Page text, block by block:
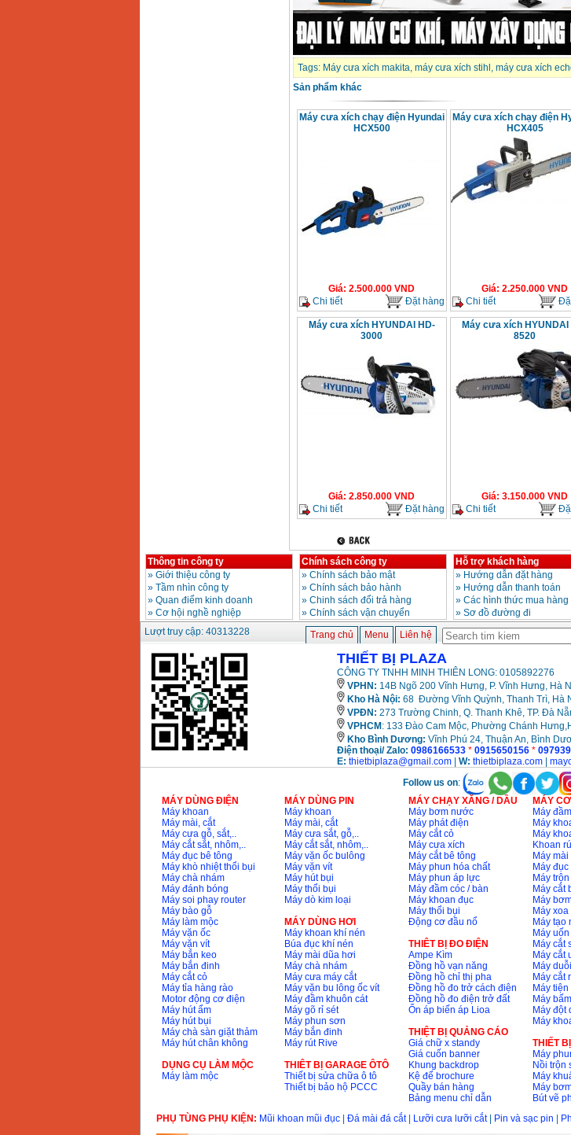
Tags: Máy cưa xích makita, máy cưa xích stihl , máy cưa xích
Sản phẩm khác
Máy cưa xích chạy điện Hyundai
HCX500
Giá: 2.500.000 VND
Chi tiết
Đặt hàng
Máy cưa xích chạy điện
HCX405
Giá: 2.250.000 VND
Chi tiết
Máy cưa xích HYUNDAI HD-
3000
Giá: 2.850.000 VND
Chi tiết
Đặt hàng
Máy cưa xích HYUNDAI
8520
Giá: 3.150.000 VND
Chi tiết
Thông tin công ty
» Giới thiệu công ty
» Tầm nhìn công ty
» Quan điểm kinh doanh
» Cơ hội nghề nghiệp
Chính sách công ty
» Chính sách bảo mật
» Chính sách bảo hành
» Chinh sách đổi trả hàng
» Chính sách vận chuyển
Hỗ trợ khách hàng
» Hướng dẫn đặt hàng
» Hướng dẫn thanh toán
» Các hình thức mua hàng
» Sơ đồ đường đi
Lượt truy cập: 40313228 Trang chủ Menu Liên hệ
THIẾT BỊ PLAZA
CÔNG TY TNHH MINH THIÊN LONG: 0105892276
VPHN: 14B Ngõ 200 Vĩnh Hưng, P. Vĩnh Hưng, Hà
Kho Hà Nội: 68 Đường Vĩnh Quỳnh, Thanh Trì, Hà
VPĐN: 273 Trường Chinh, Q. Thanh Khê, TP. Đà
VPHCM : 133 Đào Cam Mộc, Phường Chánh
Kho Bình Dương: Vĩnh Phú 24, Thuận An, Bình
Điện thoại/ Zalo: 0986166533 * 0915650156*
E: thietbiplaza@gmail.com| W: thietbiplaza.com|
Follow us on:
MÁY DÙNG ĐIỆN
Máy khoan
Máy mài, cắt
Máy cưa gỗ, sắt,..
Máy cắt sắt, nhôm,..
Máy đục bê tông
Máy khò nhiệt thổi bụi
Máy chà nhám
Máy đánh bóng
Máy soi phay router
Máy bào gỗ
Máy làm mộc
Máy vặn ốc
Máy vặn vít
Máy bắn keo
Máy bắn đinh
Máy cắt cỏ
Máy tỉa hàng rào
Motor động cơ điện
Máy hút ẩm
Máy hút bụi
Máy chà sàn giặt thảm
Máy hút chân không
DỤNG CỤ LÀM MỘC
Máy làm mộc
MÁY DÙNG PIN
Máy khoan
Máy mài, cắt
Máy cưa sắt, gỗ,..
Máy cắt sắt, nhôm,..
Máy vặn ốc bulông
Máy vặn vít
Máy hút bụi
Máy thổi bụi
Máy dò kim loại
MÁY DÙNG HƠI
Máy khoan khí nén
Búa đục khí nén
Máy mài dũa hơi
Máy chà nhám
Máy cưa máy cắt
Máy vặn bu lông ốc vít
Máy đầm khuôn cát
Máy gõ rỉ sét
Máy phun sơn
Máy bắn đinh
Máy rút Rive
THIÊT BỊ GARAGE ÔTÔ
Thiết bị sửa chữa ô tô
Thiết bị bảo hộ PCCC
MÁY CHẠY XĂNG / DẦU
Máy bơm nước
Máy phát điện
Máy cắt cỏ
Máy cưa xích
Máy cắt bê tông
Máy phun hóa chất
Máy phun áp lực
Máy đầm cóc / bàn
Máy khoan đục
Máy thổi bụi
Động cơ đầu nổ
THIÊT BỊ ĐO ĐIỆN
Ampe Kìm
Đồng hồ vạn năng
Đồng hồ chỉ thị pha
Đồng hồ đo trở cách điện
Đồng hồ đo điện trở đất
Ổn áp biến áp Lioa
THIỆT BỊ QUẢNG CÁO
Giá chữ x standy
Giá cuốn banner
Khung backdrop
Kệ để brochure
Quầy bán hàng
Bảng menu chỉ dẫn
MÁY
Máy
Máy
Máy
Khoan
Máy
Máy
Máy
Máy cắt
Máy
Máy
Máy tạo
Máy
Máy cắt
Máy cắt
Máy
Máy cắt
Máy
Máy
Máy đột
Máy
THIẾT
Máy
Nồi trộn
Máy
Máy
Bút vẽ
PHỤ TÙNG PHỤ KIỆN: Mũi khoan mũi đục| Đá mài đá cắt| Lưỡi cưa lưỡi cắt| Pin và sạc pin